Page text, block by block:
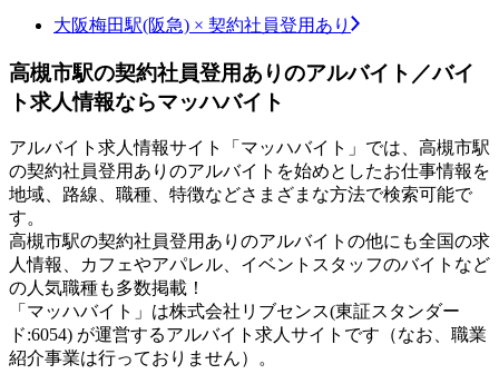
大阪梅田駅(阪急) × 契約社員登用あり
高槻市駅の契約社員登用ありのアルバイト／バイ
ト求人情報ならマッハバイト
アルバイト求人情報サイト「マッハバイト」では、高槻市駅
の契約社員登用ありのアルバイトを始めとしたお仕事情報を
地域、路線、職種、特徴などさまざまな方法で検索可能で
す。
高槻市駅の契約社員登用ありのアルバイトの他にも全国の求
人情報、カフェやアパレル、イベントスタッフのバイトなど
の人気職種も多数掲載！
「マッハバイト」は株式会社リブセンス(東証スタンダー
ド:6054) が運営するアルバイト求人サイトです（なお、職業
紹介事業は行っておりません）。